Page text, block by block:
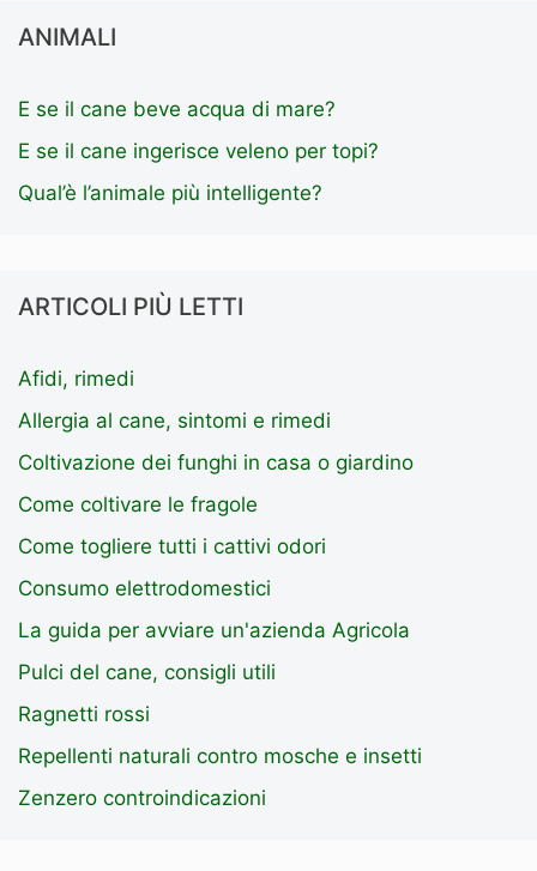
ANIMALI
E se il cane beve acqua di mare?
E se il cane ingerisce veleno per topi?
Qual’è l’animale più intelligente?
ARTICOLI PIÙ LETTI
Afidi, rimedi
Allergia al cane, sintomi e rimedi
Coltivazione dei funghi in casa o giardino
Come coltivare le fragole
Come togliere tutti i cattivi odori
Consumo elettrodomestici
La guida per avviare un'azienda Agricola
Pulci del cane, consigli utili
Ragnetti rossi
Repellenti naturali contro mosche e insetti
Zenzero controindicazioni